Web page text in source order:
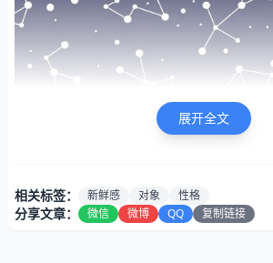
展开全文
相关标签： 新鲜感 对象 性格
分享文章： 微信 微博 QQ 复制链接